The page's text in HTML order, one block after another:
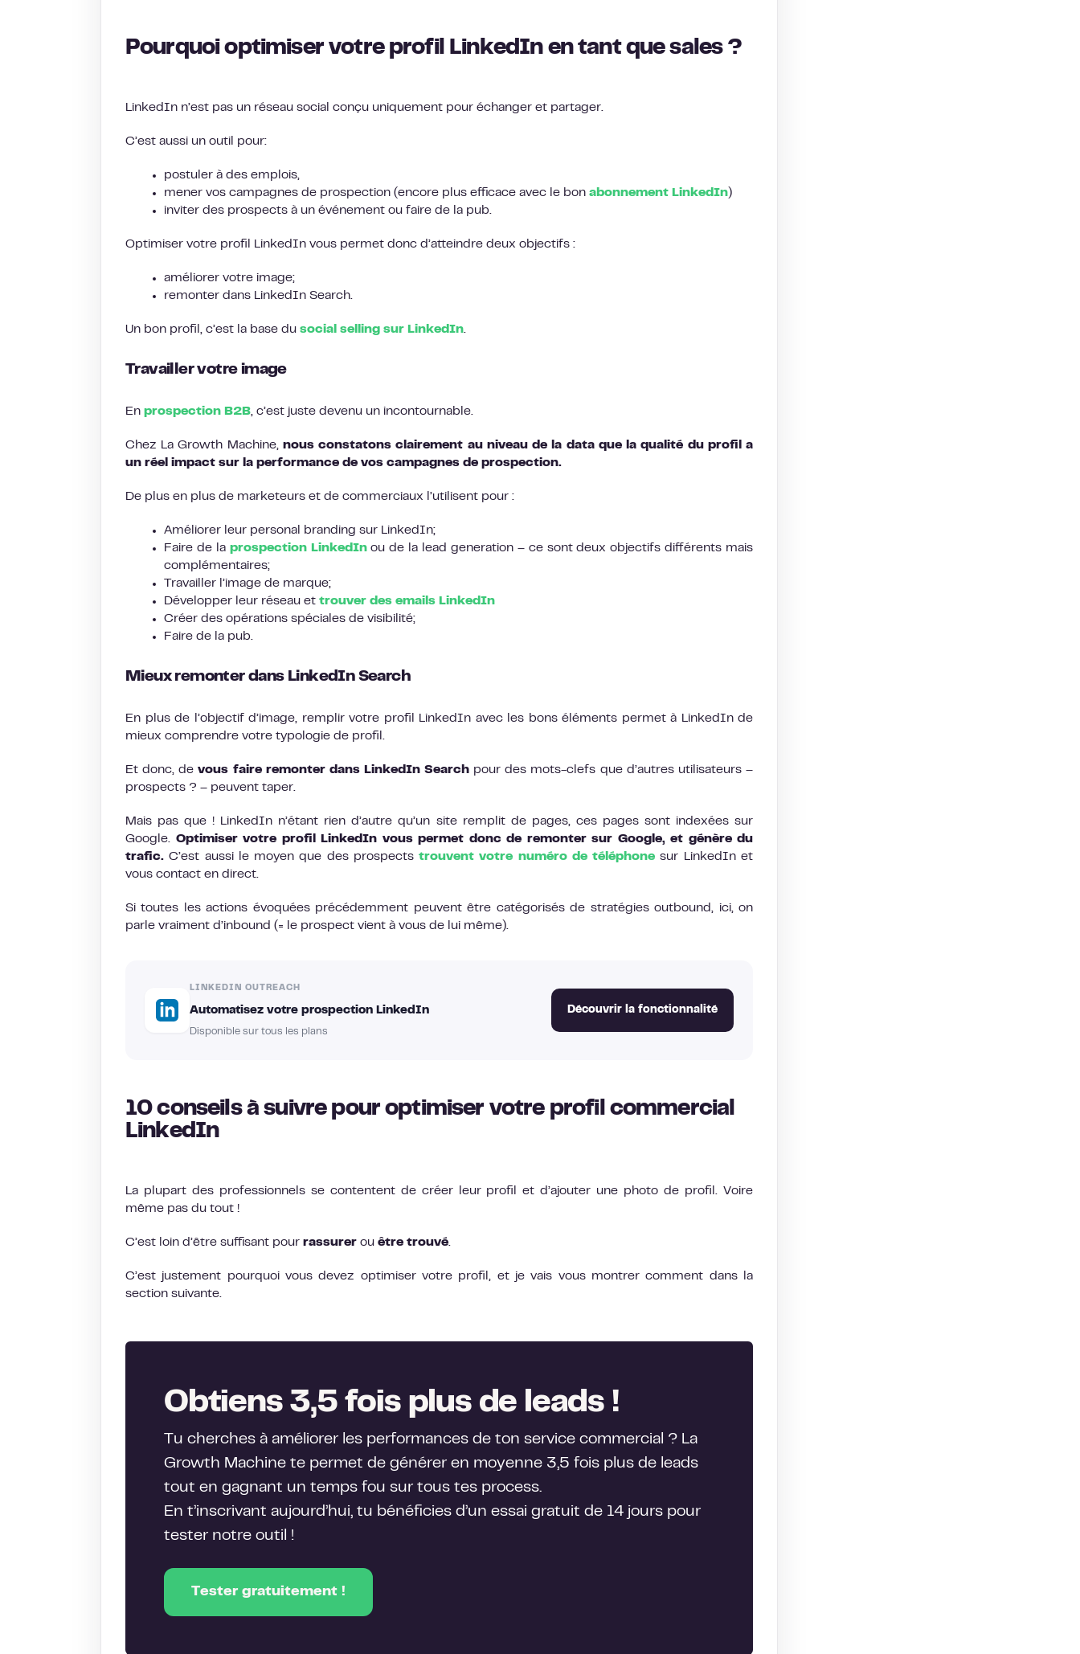
Pourquoi optimiser votre profil LinkedIn en tant que sales ?
LinkedIn n’est pas un réseau social conçu uniquement pour échanger et partager.
C’est aussi un outil pour:
postuler à des emplois,
mener vos campagnes de prospection (encore plus efficace avec le bon abonnement LinkedIn)
inviter des prospects à un événement ou faire de la pub.
Optimiser votre profil LinkedIn vous permet donc d’atteindre deux objectifs :
améliorer votre image;
remonter dans LinkedIn Search.
Un bon profil, c’est la base du social selling sur LinkedIn.
Travailler votre image
En prospection B2B, c’est juste devenu un incontournable.
Chez La Growth Machine, nous constatons clairement au niveau de la data que la qualité du profil a
un réel impact sur la performance de vos campagnes de prospection.
De plus en plus de marketeurs et de commerciaux l’utilisent pour :
Améliorer leur personal branding sur LinkedIn;
Faire de la prospection LinkedInou de la lead generation – ce sont deux objectifs différents mais
complémentaires;
Travailler l’image de marque;
Développer leur réseau et trouver des emails LinkedIn
Créer des opérations spéciales de visibilité;
Faire de la pub.
Mieux remonter dans LinkedIn Search
En plus de l’objectif d’image, remplir votre profil LinkedIn avec les bons éléments permet à LinkedIn de
mieux comprendre votre typologie de profil.
Et donc, devous faire remonter dans LinkedIn Search pour des mots-clefs que d’autres utilisateurs –
prospects ? – peuvent taper.
Mais pas que ! LinkedIn n’étant rien d’autre qu’un site remplit de pages, ces pages sont indexées sur
Google. Optimiser votre profil LinkedIn vous permet donc de remonter sur Google, et génère du
trafic. C’est aussi le moyen que des prospectstrouvent votre numéro de téléphone sur LinkedIn et
vous contact en direct.
Si toutes les actions évoquées précédemment peuvent être catégorisés de stratégies outbound, ici, on
parle vraiment d’inbound (= le prospect vient à vous de lui même).
LINKEDIN OUTREACH
Automatisez votre prospection LinkedIn
Disponible sur tous les plans
Découvrir la fonctionnalité
10 conseils à suivre pour optimiser votre profil commercial
LinkedIn
La plupart des professionnels se contentent de créer leur profil et d’ajouter une photo de profil. Voire
même pas du tout !
C’est loin d’être suffisant pour rassurer ou être trouvé.
C’est justement pourquoi vous devez optimiser votre profil, et je vais vous montrer comment dans la
section suivante.
Obtiens 3,5 fois plus de leads !
Tu cherches à améliorer les performances de ton service commercial ? La
Growth Machine te permet de générer en moyenne 3,5 fois plus de leads
tout en gagnant un temps fou sur tous tes process.
En t’inscrivant aujourd’hui, tu bénéficies d’un essai gratuit de 14 jours pour
tester notre outil !
Tester gratuitement !